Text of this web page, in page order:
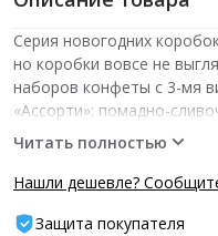
Серия новогодних
но коробки вовсе не
наборов конфеты с 3-мя
«Ассорти»: помадно-
шоколад». Состав:
молоко сгущенное с
шоколадная белая (сахар,
Читать полностью
Нашли дешевле?
Защита покупателя